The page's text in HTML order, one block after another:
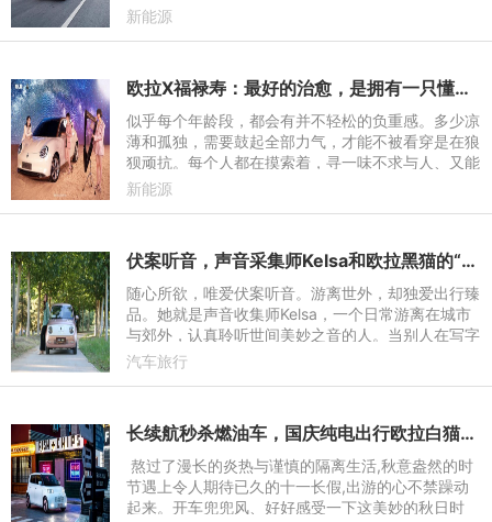
十一活动，嗨购大战一触即发。今年天猫双十一上线
新能源
欧拉X福禄寿：最好的治愈，是拥有一只懂你的“好猫”
似乎每个年龄段，都会有并不轻松的负重感。多少凉
薄和孤独，需要鼓起全部力气，才能不被看穿是在狼
狈顽抗。每个人都在摸索着，寻一味不求与人、又能
慰藉自我的疗程。音乐，是一剂“治愈”良药。人们唯
新能源
伏案听音，声音采集师Kelsa和欧拉黑猫的“高品”生活
随心所欲，唯爱伏案听音。游离世外，却独爱出行臻
品。她就是声音收集师Kelsa，一个日常游离在城市
与郊外，认真聆听世间美妙之音的人。当别人在写字
楼的人山人海中穿梭时，她则在家伏案思索今天要收
汽车旅行
长续航秒杀燃油车，国庆纯电出行欧拉白猫最“行”！
熬过了漫长的炎热与谨慎的隔离生活,秋意盎然的时
节遇上令人期待已久的十一长假,出游的心不禁躁动
起来。开车兜兜风、好好感受一下这美妙的秋日时